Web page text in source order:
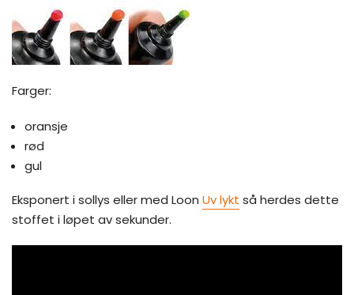
Farger:
oransje
rød
gul
Eksponert i sollys eller med Loon Uv lykt så herdes dette
stoffet i løpet av sekunder.